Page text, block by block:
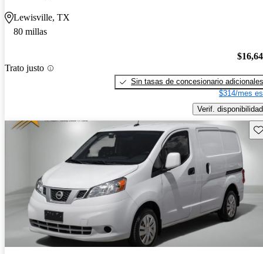
Lewisville, TX
80 millas
Trato justo
Sin tasas de concesionario adicionales
$314/mes
Verif. disponibilidad